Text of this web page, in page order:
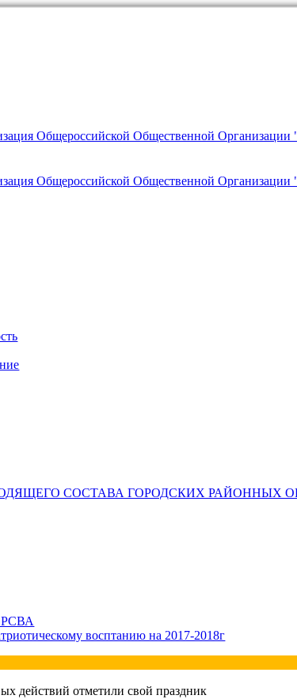
СОСТАВА ГОРОДСКИХ РАЙОННЫХ
РСВА
восптанию на 2017-2018г
действий отметили свой праздник